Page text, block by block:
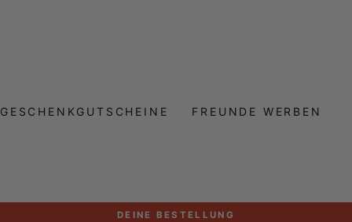
GESCHENKGUTSCHEINE FREUNDE WERBEN
DEINE BESTELLUNG